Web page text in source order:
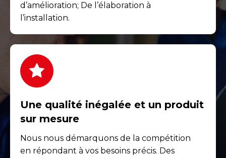
d’amélioration; De l’élaboration à
l’installation.
Une qualité inégalée et un produit
sur mesure
Nous nous démarquons de la compétition
en répondant à vos besoins précis. Des